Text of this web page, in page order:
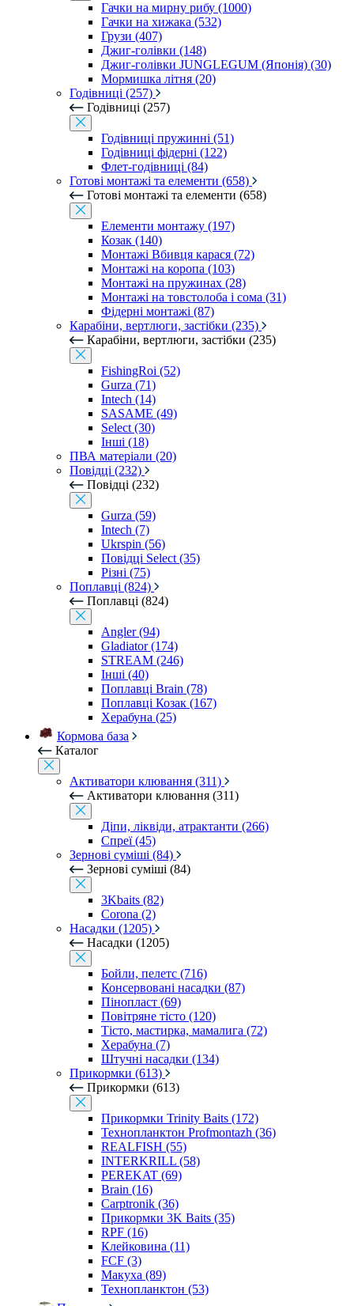
Гачки на мирну рибу (1000)
Гачки на хижака (532)
Грузи (407)
Джиг-голівки (148)
Джиг-голівки JUNGLEGUM (Японія) (30)
Мормишка літня (20)
Годівниці (257)
Годівниці (257)
Годівниці пружинні (51)
Годівниці фідерні (122)
Флет-годівниці (84)
Готові монтажі та елементи (658)
Готові монтажі та елементи (658)
Елементи монтажу (197)
Козак (140)
Монтажі Вбивця карася (72)
Монтажі на коропа (103)
Монтажі на пружинах (28)
Монтажі на товстолоба і сома (31)
Фідерні монтажі (87)
Карабіни, вертлюги, застібки (235)
Карабіни, вертлюги, застібки (235)
FishingRoi (52)
Gurza (71)
Intech (14)
SASAME (49)
Select (30)
Інші (18)
ПВА матеріали (20)
Повідці (232)
Повідці (232)
Gurza (59)
Intech (7)
Ukrspin (56)
Повідці Select (35)
Різні (75)
Поплавці (824)
Поплавці (824)
Angler (94)
Gladiator (174)
STREAM (246)
Інші (40)
Поплавці Brain (78)
Поплавці Козак (167)
Херабуна (25)
Кормова база
Каталог
Активатори клювання (311)
Активатори клювання (311)
Діпи, ліквіди, атрактанти (266)
Спреї (45)
Зернові суміші (84)
Зернові суміші (84)
3Kbaits (82)
Corona (2)
Насадки (1205)
Насадки (1205)
Бойли, пелетс (716)
Консервовані насадки (87)
Пінопласт (69)
Повітряне тісто (120)
Тісто, мастирка, мамалига (72)
Херабуна (7)
Штучні насадки (134)
Прикормки (613)
Прикормки (613)
Прикормки Trinity Baits (172)
Технопланктон Profmontazh (36)
REALFISH (55)
INTERKRILL (58)
PEREKAT (69)
Brain (16)
Carptronik (36)
Прикормки 3K Baits (35)
RPF (16)
Клейковина (11)
FCF (3)
Макуха (89)
Технопланктон (53)